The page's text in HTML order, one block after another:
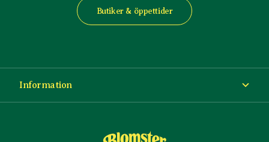
Butiker & öppettider
Information